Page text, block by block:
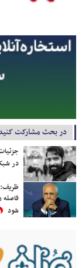
در بحث مشارکت
در
ظریف:
فاصله
شود